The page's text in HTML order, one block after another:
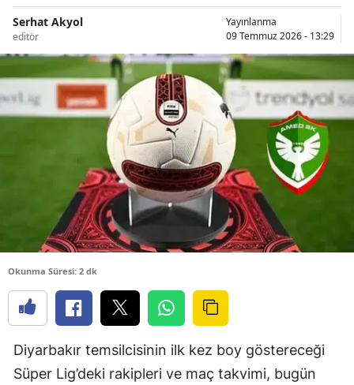
Serhat Akyol
editör
Yayınlanma
09 Temmuz 2026 - 13:29
Okunma Süresi: 2 dk
Diyarbakır temsilcisinin ilk kez boy göstereceği
Süper Lig’deki rakipleri ve maç takvimi, bugün